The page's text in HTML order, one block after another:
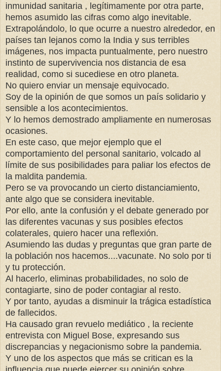
inmunidad sanitaria , legítimamente por otra parte,
hemos asumido las cifras como algo inevitable.
Extrapolándolo, lo que ocurre a nuestro alrededor, en
países tan lejanos como la India y sus terribles
imágenes, nos impacta puntualmente, pero nuestro
instinto de supervivencia nos distancia de esa
realidad, como si sucediese en otro planeta.
No quiero enviar un mensaje equivocado.
Soy de la opinión de que somos un país solidario y
sensible a los acontecimientos.
Y lo hemos demostrado ampliamente en numerosas
ocasiones.
En este caso, que mejor ejemplo que el
comportamiento del personal sanitario, volcado al
límite de sus posibilidades para paliar los efectos de
la maldita pandemia.
Pero se va provocando un cierto distanciamiento,
ante algo que se considera inevitable.
Por ello, ante la confusión y el debate generado por
las diferentes vacunas y sus posibles efectos
colaterales, quiero hacer una reflexión.
Asumiendo las dudas y preguntas que gran parte de
la población nos hacemos....vacunate. No solo por ti
y tu protección.
Al hacerlo, eliminas probabilidades, no solo de
contagiarte, sino de poder contagiar al resto.
Y por tanto, ayudas a disminuir la trágica estadística
de fallecidos.
Ha causado gran revuelo mediático , la reciente
entrevista con Miguel Bose, expresando sus
discrepancias y negacionismo sobre la pandemia.
Y uno de los aspectos que más se critican es la